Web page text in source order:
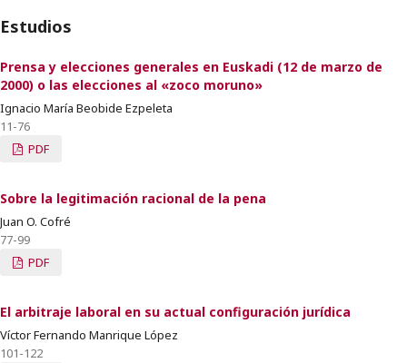
Estudios
Prensa y elecciones generales en Euskadi (12 de marzo de
2000) o las elecciones al «zoco moruno»
Ignacio María Beobide Ezpeleta
11-76
PDF
Sobre la legitimación racional de la pena
Juan O. Cofré
77-99
PDF
El arbitraje laboral en su actual configuración jurídica
Víctor Fernando Manrique López
101-122